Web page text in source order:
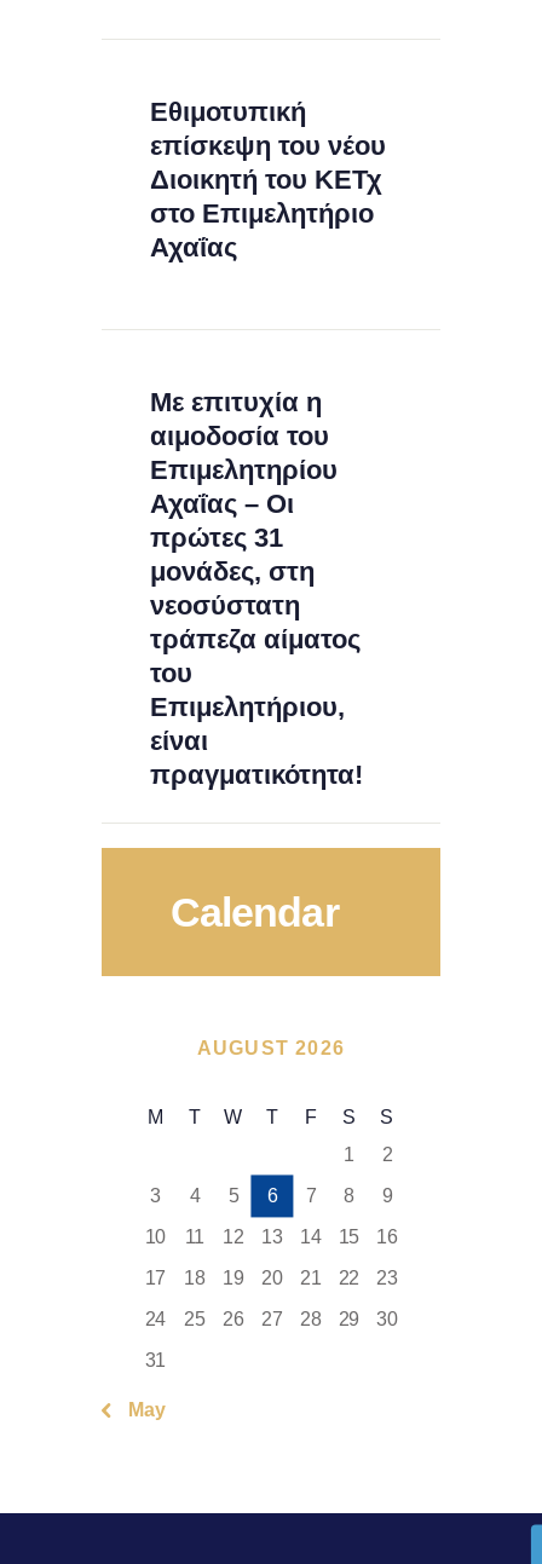
Εθιμοτυπική
επίσκεψη του νέου
Διοικητή του ΚΕΤχ
στο Επιμελητήριο
Αχαΐας
Με επιτυχία η
αιμοδοσία του
Επιμελητηρίου
Αχαΐας – Οι
πρώτες 31
μονάδες, στη
νεοσύστατη
τράπεζα αίματος
του
Επιμελητήριου,
είναι
πραγματικότητα!
Calendar
AUGUST 2026
M T W T F S
S
1
2
3
4 5 6 7 8
9
10
11 12 13 14 15
16
17
18 19 20 21 22
23
24
25 26 27 28 29
30
31
« May